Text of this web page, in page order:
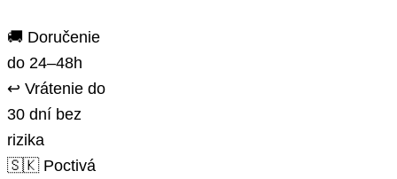
🚚 Doručenie
do 24–48h
↩️ Vrátenie do
30 dní bez
rizika
🇸🇰 Poctivá